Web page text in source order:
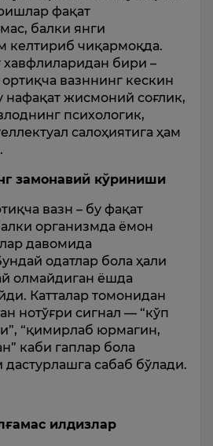
фақат
балки янги
келтириб чиқармоқда.
хавфлиларидан бири –
вазннинг кескин
жисмоний соғлик,
психологик,
салоҳиятига ҳам
замонавий кўриниши
вазн – бу фақат
организмда ёмон
давомида
одатлар бола ҳали
олмайдиган ёшда
Катталар томонидан
нотўғри сигнал — “кўп
“қимирлаб юрмагин,
каби гаплар бола
дастурлашга сабаб бўлади.
илдизлар